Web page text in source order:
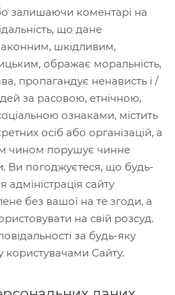
залишаючи коментарі на
що дане
шкідливим,
ображає моральність,
пропагандує ненависть і /
за расовою, етнічною,
ознаками, містить
осіб або організацій, а
чином порушує чинне
Ви погоджуєтеся, що будь-
сайту
без вашої на те згоди, а
на свій розсуд.
за будь-яку
Сайту.